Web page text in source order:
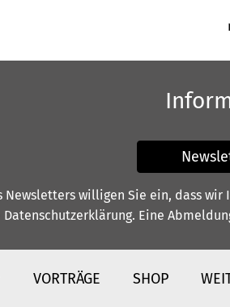
willigen Sie ein, dass
. Eine
VORTRÄGE SHOP